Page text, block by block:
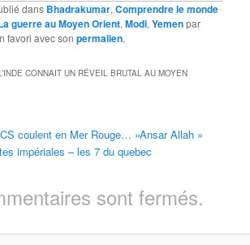
dans Bhadrakumar,Comprendre le monde
guerre au Moyen Orient,Modi,Yemenpar
favori avec sonpermalien.
CONNAIT UN RÉVEIL BRUTAL AU MOYEN
coulent en Mer Rouge… »Ansar Allah »
impériales – les 7 du quebec
sont fermés.